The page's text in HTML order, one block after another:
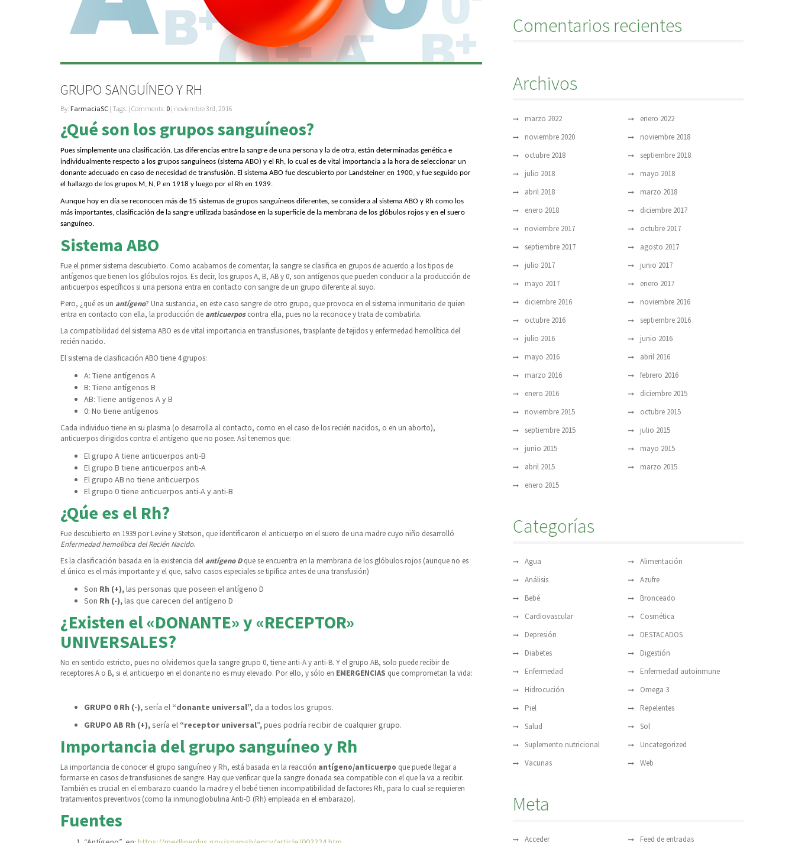
GRUPO SANGUÍNEO Y RH
By: FarmaciaSC | Tags: | Comments: 0 | noviembre 3rd, 2016
¿Qué son los grupos sanguíneos?
Pues simplemente una clasificación. Las diferencias entre la sangre de una persona y la de otra, están determinadas genética e
individualmente respecto a los grupos sanguíneos (sistema ABO) y el Rh, lo cual es de vital importancia a la hora de seleccionar un
donante adecuado en caso de necesidad de transfusión. El sistema ABO fue descubierto por Landsteiner en 1900, y fue seguido por
el hallazgo de los grupos M, N, P en 1918 y luego por el Rh en 1939.
Aunque hoy en día se reconocen más de 15 sistemas de grupos sanguíneos diferentes, se considera al sistema ABO y Rh como los
más importantes, clasificación de la sangre utilizada basándose en la superficie de la membrana de los glóbulos rojos y en el suero
sanguíneo.
Sistema ABO
Fue el primer sistema descubierto. Como acabamos de comentar, la sangre se clasifica en grupos de acuerdo a los tipos de
antígenos que tienen los glóbulos rojos. Es decir, los grupos A, B, AB y 0, son antígenos que pueden conducir a la producción de
anticuerpos específicos si una persona entra en contacto con sangre de un grupo diferente al suyo.
Pero, ¿qué es un antígeno? Una sustancia, en este caso sangre de otro grupo, que provoca en el sistema inmunitario de quien
entra en contacto con ella, la producción de anticuerposcontra ella, pues no la reconoce y trata de combatirla.
La compatibilidad del sistema ABO es de vital importancia en transfusiones, trasplante de tejidos y enfermedad hemolítica del
recién nacido.
El sistema de clasificación ABO tiene 4 grupos:
A: Tiene antígenos A
B: Tiene antígenos B
AB: Tiene antígenos A y B
0: No tiene antígenos
Cada individuo tiene en su plasma (o desarrolla al contacto, como en el caso de los recién nacidos, o en un aborto),
anticuerpos dirigidos contra el antígeno que no posee. Así tenemos que:
El grupo A tiene anticuerpos anti-B
El grupo B tiene anticuerpos anti-A
El grupo AB no tiene anticuerpos
El grupo 0 tiene anticuerpos anti-A y anti-B
¿Qúe es el Rh?
Fue descubierto en 1939 por Levine y Stetson, que identificaron el anticuerpo en el suero de una madre cuyo niño desarrolló
Enfermedad hemolítica del Recién Nacido.
Es la clasificación basada en la existencia del antígeno Dque se encuentra en la membrana de los glóbulos rojos (aunque no es
el único es el más importante y el que, salvo casos especiales se tipifica antes de una transfusión)
Son Rh (+),las personas que poseen el antígeno D
Son Rh (-),las que carecen del antígeno D
¿Existen el «DONANTE» y «RECEPTOR»
UNIVERSALES?
No en sentido estricto, pues no olvidemos que la sangre grupo 0, tiene anti-A y anti-B. Y el grupo AB, solo puede recibir de
receptores A o B, si el anticuerpo en el donante no es muy elevado. Por ello, y sólo en EMERGENCIAS que comprometan la vida:
GRUPO 0 Rh (-),sería el “donante universal”,da a todos los grupos.
GRUPO AB Rh (+),sería el “receptor universal”,pues podría recibir de cualquier grupo.
Importancia del grupo sanguíneo y Rh
La importancia de conocer el grupo sanguíneo y Rh, está basada en la reacción antígeno/anticuerpo que puede llegar a
formarse en casos de transfusiones de sangre. Hay que verificar que la sangre donada sea compatible con el que la va a recibir.
También es crucial en el embarazo cuando la madre y el bebé tienen incompatibilidad de factores Rh, para lo cual se requieren
tratamientos preventivos (como la inmunoglobulina Anti-D (Rh) empleada en el embarazo).
Fuentes
Comentarios recientes
Archivos
marzo 2022
enero 2022
noviembre 2020
noviembre 2018
octubre 2018
septiembre 2018
julio 2018
mayo 2018
abril 2018
marzo 2018
enero 2018
diciembre 2017
noviembre 2017
octubre 2017
septiembre 2017
agosto 2017
julio 2017
junio 2017
mayo 2017
enero 2017
diciembre 2016
noviembre 2016
octubre 2016
septiembre 2016
julio 2016
junio 2016
mayo 2016
abril 2016
marzo 2016
febrero 2016
enero 2016
diciembre 2015
noviembre 2015
octubre 2015
septiembre 2015
julio 2015
junio 2015
mayo 2015
abril 2015
marzo 2015
enero 2015
Categorías
Agua
Alimentación
Análisis
Azufre
Bebé
Bronceado
Cardiovascular
Cosmética
Depresión
DESTACADOS
Diabetes
Digestión
Enfermedad
Enfermedad autoinmune
Hidrocución
Omega 3
Piel
Repelentes
Salud
Sol
Suplemento nutricional
Uncategorized
Vacunas
Web
Meta
Acceder Feed de entradas